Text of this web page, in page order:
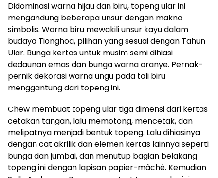
Didominasi warna hijau dan biru, topeng ular ini
mengandung beberapa unsur dengan makna
simbolis. Warna biru mewakili unsur kayu dalam
budaya Tionghoa, pilihan yang sesuai dengan Tahun
Ular. Bunga kertas untuk musim semi dihiasi
dedaunan emas dan bunga warna oranye. Pernak-
pernik dekorasi warna ungu pada tali biru
menggantung dari topeng ini.
Chew membuat topeng ular tiga dimensi dari kertas
cetakan tangan, lalu memotong, mencetak, dan
melipatnya menjadi bentuk topeng. Lalu dihiasinya
dengan cat akrilik dan elemen kertas lainnya seperti
bunga dan jumbai, dan menutup bagian belakang
topeng ini dengan lapisan papier-mâché. Kemudian